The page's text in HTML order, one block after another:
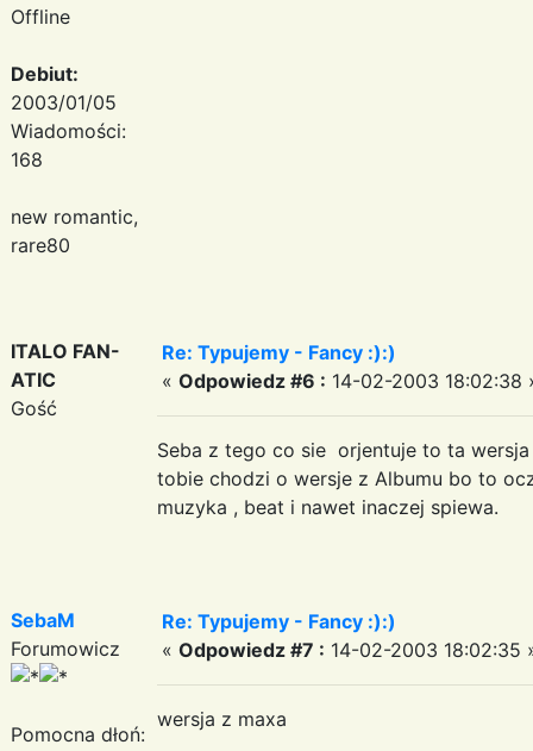
Offline
Debiut:
2003/01/05
Wiadomości:
168
new romantic,
rare80
ITALO FAN-
ATIC
Gość
Re: Typujemy - Fancy :):)
« Odpowiedz #6 : 14-02-2003 18:02:38
Seba z tego co sie orjentuje to ta
tobie chodzi o wersje z Albumu bo to
muzyka , beat i nawet inaczej spiewa.
SebaM
Forumowicz
Pomocna dłoń:
Re: Typujemy - Fancy :):)
« Odpowiedz #7 : 14-02-2003 18:02:35
wersja z maxa